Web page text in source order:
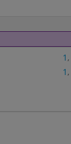
1 ,
1 ,